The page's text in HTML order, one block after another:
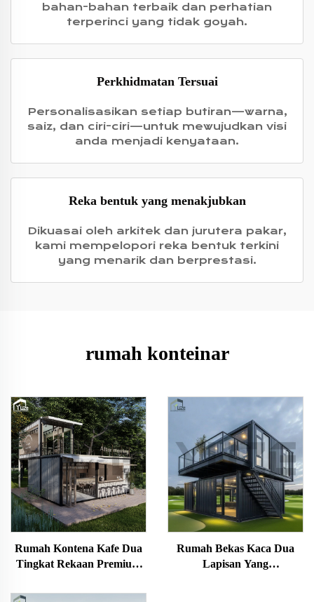
bahan-bahan terbaik dan perhatian
terperinci yang tidak goyah.
Perkhidmatan Tersuai
Personalisasikan setiap butiran—warna,
saiz, dan ciri-ciri—untuk mewujudkan visi
anda menjadi kenyataan.
Reka bentuk yang menakjubkan
Dikuasai oleh arkitek dan jurutera pakar,
kami mempelopori reka bentuk terkini
yang menarik dan berprestasi.
rumah konteinar
Rumah Kontena Kafe Dua
Tingkat Rekaan Premium
Rumah Bekas Kaca Dua
Lapisan Yang